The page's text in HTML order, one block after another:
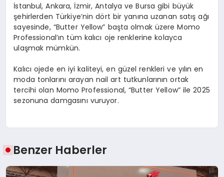
İstanbul, Ankara, İzmir, Antalya ve Bursa gibi büyük
şehirlerden Türkiye’nin dört bir yanına uzanan satış ağı
sayesinde, “Butter Yellow” başta olmak üzere Momo
Professional’ın tüm kalıcı oje renklerine kolayca
ulaşmak mümkün.
Kalıcı ojede en iyi kaliteyi, en güzel renkleri ve yılın en
moda tonlarını arayan nail art tutkunlarının ortak
tercihi olan Momo Professional, “Butter Yellow” ile 2025
sezonuna damgasını vuruyor.
Benzer Haberler